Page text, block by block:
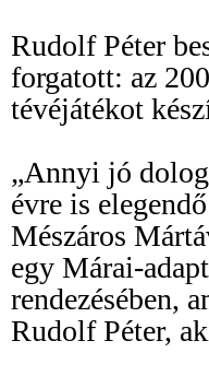
Rudolf Péter
forgatott: az
tévéjátékot
„Annyi jó
évre is
Mészáros
egy Márai-
rendezésében,
Rudolf Péter,